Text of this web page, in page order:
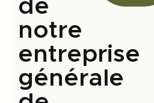
de
notre
entreprise
générale